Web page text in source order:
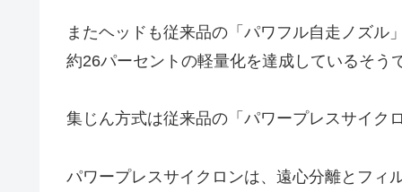
またヘッドも従来品の「パワフル自走ノズ
約26パーセントの軽量化を達成しているそ
集じん方式は従来品の「パワープレスサイク
パワープレスサイクロンは、遠心分離とフィ